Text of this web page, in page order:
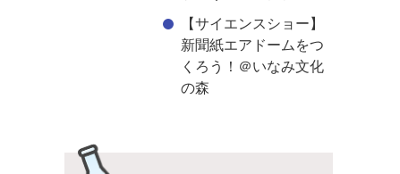
【サイエンスショー】
新聞紙エアドームをつ
くろう！＠いなみ文化
の森